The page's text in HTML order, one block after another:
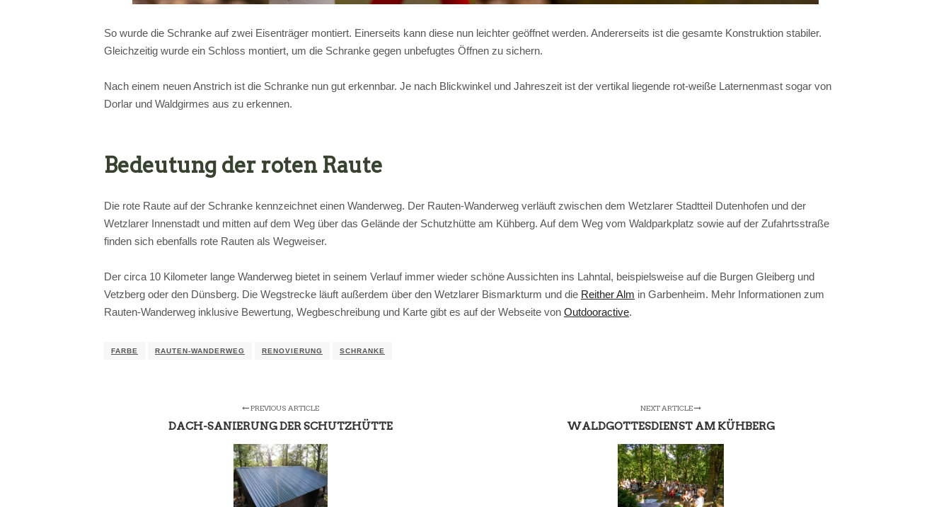
So wurde die Schranke auf zwei Eisenträger montiert. Einerseits kann diese nun leichter geöffnet werden. Andererseits ist die gesamte Konstruktion stabiler.
Gleichzeitig wurde ein Schloss montiert, um die Schranke gegen unbefugtes Öffnen zu sichern.
Nach einem neuen Anstrich ist die Schranke nun gut erkennbar. Je nach Blickwinkel und Jahreszeit ist der vertikal liegende rot-weiße Laternenmast sogar von
Dorlar und Waldgirmes aus zu erkennen.
Bedeutung der roten Raute
Die rote Raute auf der Schranke kennzeichnet einen Wanderweg. Der Rauten-Wanderweg verläuft zwischen dem Wetzlarer Stadtteil Dutenhofen und der
Wetzlarer Innenstadt und mitten auf dem Weg über das Gelände der Schutzhütte am Kühberg. Auf dem Weg vom Waldparkplatz sowie auf der Zufahrtsstraße
finden sich ebenfalls rote Rauten als Wegweiser.
Der circa 10 Kilometer lange Wanderweg bietet in seinem Verlauf immer wieder schöne Aussichten ins Lahntal, beispielsweise auf die Burgen Gleiberg und
Vetzberg oder den Dünsberg. Die Wegstrecke läuft außerdem über den Wetzlarer Bismarkturm und die Reither Alm in Garbenheim. Mehr Informationen zum
Rauten-Wanderweg inklusive Bewertung, Wegbeschreibung und Karte gibt es auf der Webseite von Outdooractive.
FARBE RAUTEN-WANDERWEG RENOVIERUNG SCHRANKE
PREVIOUS ARTICLE
DACH-SANIERUNG DER SCHUTZHÜTTE
NEXT ARTICLE
WALDGOTTESDIENST AM KÜHBERG